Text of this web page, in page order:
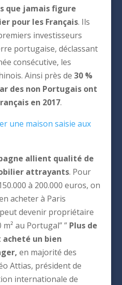
que jamais figure
pour les Français. Ils
investisseurs
portugaise, déclassant
consécutive, les
Ainsi près de 30 %
des non Portugais ont
en 2017.
une maison saisie aux
allient qualité de
attrayants. Pour
à 200.000 euros, on
acheter à Paris
devenir propriétaire
au Portugal” ” Plus de
acheté un bien
en majorité des
Attias, président de
internationale de